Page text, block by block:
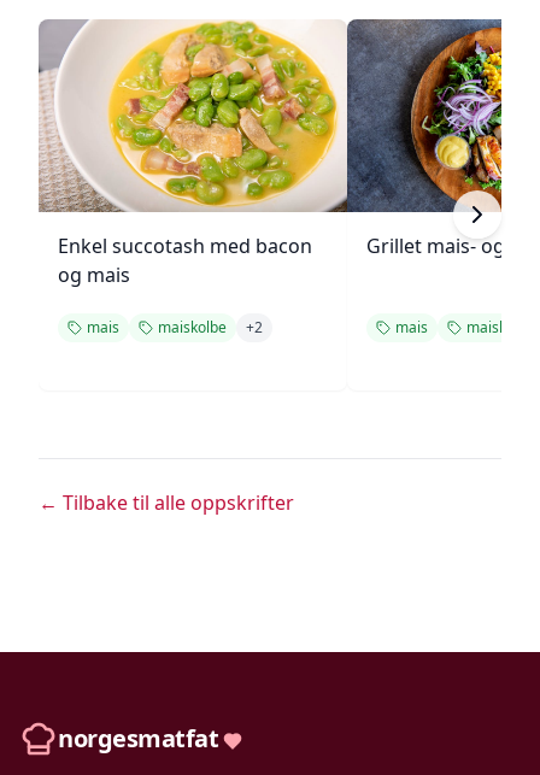
Enkel succotash med bacon
og mais
mais maiskolbe +2
Grillet mais- og
mais maiskolbe
← Tilbake til alle oppskrifter
norgesmatfat